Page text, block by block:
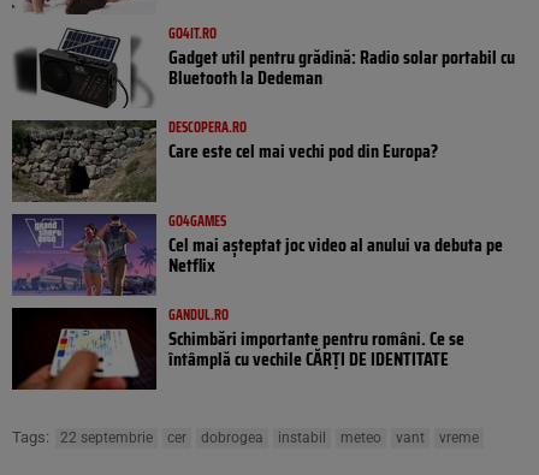
GO4IT.RO
Gadget util pentru grădină: Radio solar portabil cu
Bluetooth la Dedeman
DESCOPERA.RO
Care este cel mai vechi pod din Europa?
GO4GAMES
Cel mai așteptat joc video al anului va debuta pe
Netflix
GANDUL.RO
Schimbări importante pentru români. Ce se
întâmplă cu vechile CĂRȚI DE IDENTITATE
Tags: 22 septembrie cer dobrogea instabil meteo vant vreme